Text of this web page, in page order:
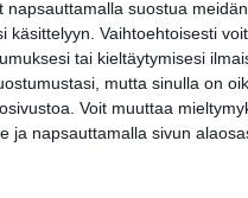
napsauttamalla suostua
käsittelyyn. Vaihtoehtoisesti
tai kieltäytymisesi
mutta sinulla on
Voit muuttaa
ja napsauttamalla sivun
Tulevia